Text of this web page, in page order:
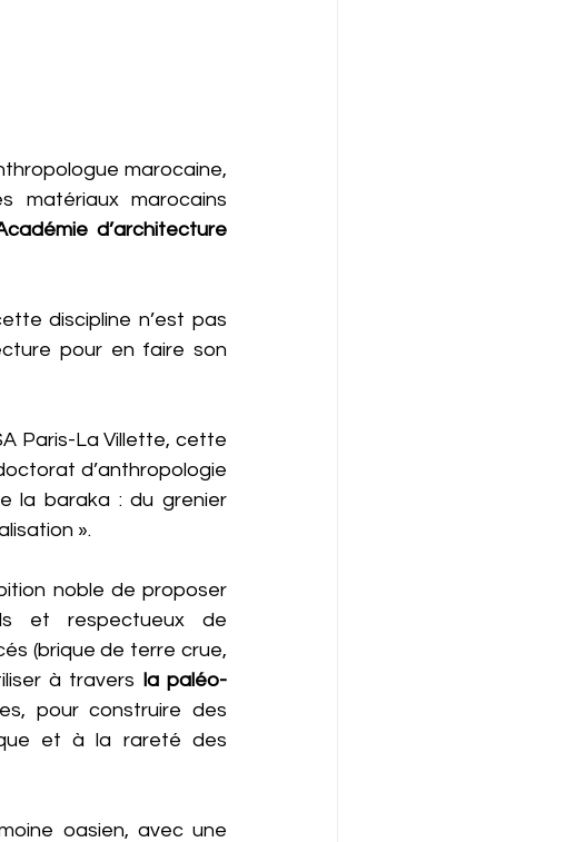
marocaine,
matériaux marocains
d’architecture
discipline n’est pas
pour en faire son
Paris-La Villette, cette
d’anthropologie
la baraka : du grenier
».
noble de proposer
et respectueux de
(brique de terre crue,
à travers la paléo-
pour construire des
et à la rareté des
oasien, avec une